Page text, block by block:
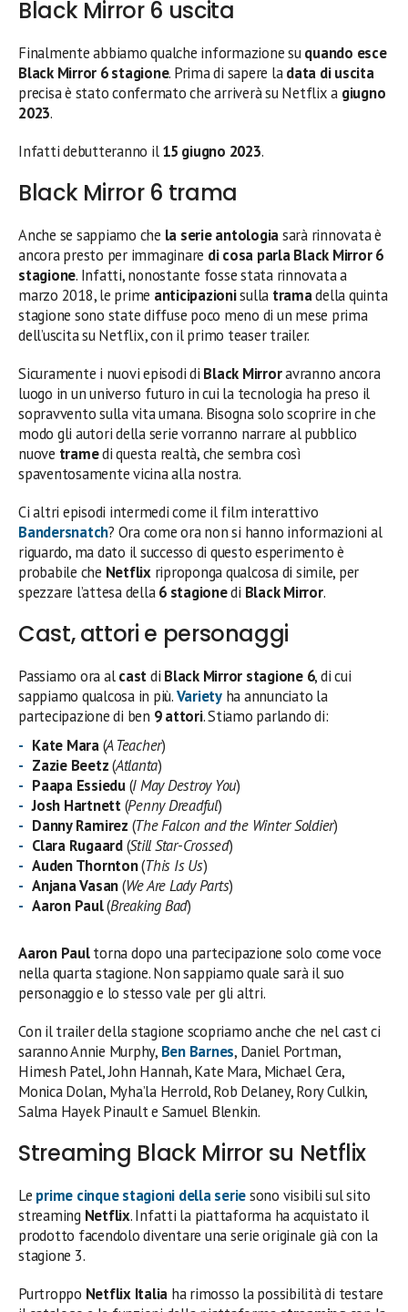
Black Mirror 6 uscita
Finalmente abbiamo qualche informazione suquando esce
Black Mirror 6 stagione. Prima di sapere ladata di uscita
precisa è stato confermato che arriverà su Netflix a giugno
2023.
Infatti debutteranno il15 giugno 2023.
Black Mirror 6 trama
Anche se sappiamo che la serie antologiasarà rinnovata è
ancora presto per immaginare di cosa parla Black Mirror 6
stagione. Infatti, nonostante fosse stata rinnovata a
marzo 2018, le prime anticipazionisulla tramadella quinta
stagione sono state diffuse poco meno di un mese prima
dell’uscita su Netflix, con il primo teaser trailer.
Sicuramente i nuovi episodi di Black Mirroravranno ancora
luogo in un universo futuro in cui la tecnologia ha preso il
sopravvento sulla vita umana. Bisogna solo scoprire in che
modo gli autori della serie vorranno narrare al pubblico
nuove tramedi questa realtà, che sembra così
spaventosamente vicina alla nostra.
Ci altri episodi intermedi come il film interattivo
Bandersnatch? Ora come ora non si hanno informazioni al
riguardo, ma dato il successo di questo esperimento è
probabile che Netflix riproponga qualcosa di simile, per
spezzare l’attesa della6 stagionedi Black Mirror.
Cast, attori e personaggi
Passiamo ora alcastdi Black Mirror stagione 6, di cui
sappiamo qualcosa in più.Varietyha annunciato la
partecipazione di ben 9 attori. Stiamo parlando di:
Kate Mara(A Teacher)
Zazie Beetz(Atlanta)
Paapa Essiedu(I May Destroy You)
Josh Hartnett(Penny Dreadful)
Danny Ramirez (The Falcon and the Winter Soldier)
Clara Rugaard(Still Star-Crossed)
Auden Thornton(This Is Us)
Anjana Vasan(We Are Lady Parts)
Aaron Paul(Breaking Bad)
Aaron Paultorna dopo una partecipazione solo come voce
nella quarta stagione. Non sappiamo quale sarà il suo
personaggio e lo stesso vale per gli altri.
Con il trailer della stagione scopriamo anche che nel cast ci
saranno Annie Murphy, Ben Barnes, Daniel Portman,
Himesh Patel, John Hannah, Kate Mara, Michael Cera,
Monica Dolan, Myha’la Herrold, Rob Delaney, Rory Culkin,
Salma Hayek Pinault e Samuel Blenkin.
Streaming Black Mirror su Netflix
Le prime cinque stagioni della seriesono visibili sul sito
streaming Netflix. Infatti la piattaforma ha acquistato il
prodotto facendolo diventare una serie originale già con la
stagione 3.
Purtroppo Netflix Italia ha rimosso la possibilità di testare